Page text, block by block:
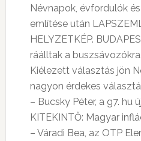
Névnapok, évfordulók
említése után
HELYZETKÉP.
ráálltak a
Kiélezett választás jön
nagyon érdekes
– Bucsky Péter, a g7. hu
KITEKINTŐ: Magyar
– Váradi Bea, az OTP